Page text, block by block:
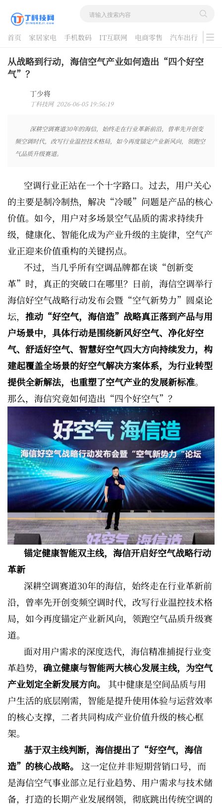
首页 家居家电 手机数码 IT互联网 电商零售 汽车出行
游戏
酷品评测
从战略到行动，海信空气产业如何造出“四个好空
气”？
丁少将
丁科技网 2026-06-05 19:56:19
深耕空调赛道30年的海信，始终走在行业革新前沿，曾率先开创变
频空调时代，改写行业温控技术格局，如今再度锚定产业新风向，领跑空
气品质升级赛道。
空调行业正站在一个十字路口。过去，用户关心
的主要是制冷制热，解决“冷暖”问题是产品的核心
价值。如今，用户对多场景空气品质的需求持续升
级，健康化、智能化成为产业升级的主旋律，空气产
业正迎来价值重构的关键拐点。
不过，当几乎所有空调品牌都在谈“创新变
革”时，真正的突破口在哪里？日前，海信空调举行
海信好空气战略行动发布会暨“空气新势力”圆桌论
坛， 推动“好空气，海信造”战略真正落到产品与用
户场景中，具体行动是围绕新风好空气、净化好空
气、舒适好空气、智慧好空气四大方向持续发力，构
建起覆盖全场景的好空气解决方案体系，为行业转型
提供全新解法，也重塑了空气产业的发展新标准。
那么，海信究竟如何造出“四个好空气”？
锚定健康智能双主线，海信开启好空气战略行动
革新
深耕空调赛道30年的海信，始终走在行业革新前
沿，曾率先开创变频空调时代，改写行业温控技术格
局，如今再度锚定产业新风向，领跑空气品质升级赛
道。
面对用户需求的深度迭代，海信精准捕捉行业变
革趋势， 确立健康与智能两大核心发展主线，为空气
产业划定全新发展方向。
其中健康是空间品质与用
户生活的底层刚需，智能是提升使用体验与运营效率
的核心支撑，二者共同构成产业价值升级的核心框
架。
基于双主线判断，海信提出了“好空气，海信
造”的核心战略。 这一定位并非短期营销口号，而
是海信空气事业部立足行业趋势、用户需求与技术储
备，打造的长期产业发展纲领，彻底跳出传统空调的